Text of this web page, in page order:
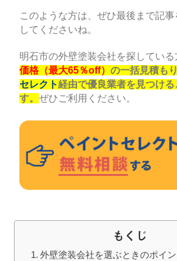
このような方は、ぜひ最後まで記
してくださいね。
明石市の外壁塗装会社を探している
価格（最大65％off）の一括見積も
セレクト経由で優良業者を見つける
す。ぜひご利用ください。
もくじ
外壁塗装会社を選ぶときのポイ